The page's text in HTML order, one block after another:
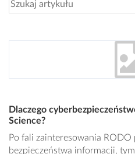
Dlaczego
Science?
Po fali zainteresowania
bezpieczeństwa informacji,